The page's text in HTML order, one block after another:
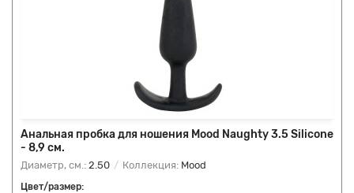
Анальная пробка для ношения Mood Naughty 3.5 Silicone
- 8,9 см.
Диаметр, см.: 2.50 Коллекция: Mood
Цвет/размер: